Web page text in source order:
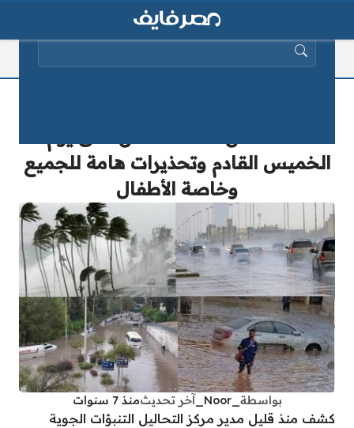
الخميس القادم وتحذيرات هامة للجميع
وخاصة الأطفال
بواسطة _Noor_ آخر تحديثمنذ 7 سنوات
كشف منذ قليل مدير مركز التحاليل التنبؤات الجوية
البحث عن: